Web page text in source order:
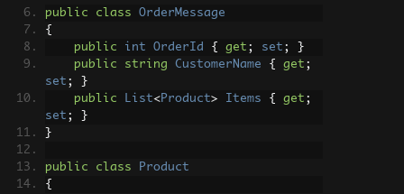
public class
OrderMessage
{
public
int OrderId { get ; set ;
}
public
string CustomerName { get ;
set ;
}
public
List<Product> Items { get ;
set ;
}
}
public class
Product
{